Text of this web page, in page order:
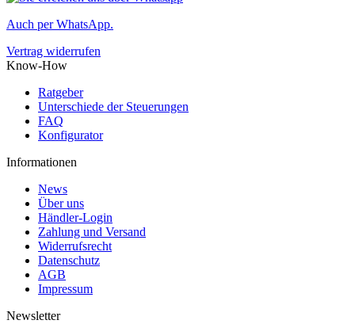
Auch per WhatsApp.
Vertrag widerrufen
Know-How
Ratgeber
Unterschiede der Steuerungen
FAQ
Konfigurator
Informationen
News
Über uns
Händler-Login
Zahlung und Versand
Widerrufsrecht
Datenschutz
AGB
Impressum
Newsletter